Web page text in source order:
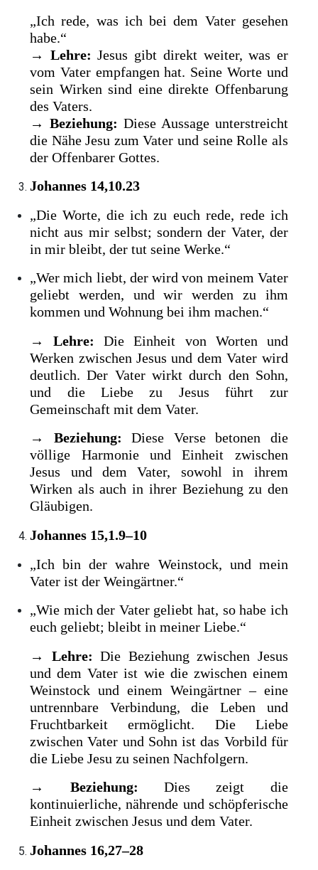
„Ich rede, was ich bei dem Vater gesehen
habe.“
→ Lehre: Jesus gibt direkt weiter, was er
vom Vater empfangen hat. Seine Worte und
sein Wirken sind eine direkte Offenbarung
des Vaters.
→Beziehung: Diese Aussage unterstreicht
die Nähe Jesu zum Vater und seine Rolle als
der Offenbarer Gottes.
Johannes 14,10.23
„Die Worte, die ich zu euch rede, rede ich
nicht aus mir selbst; sondern der Vater, der
in mir bleibt, der tut seine Werke.“
„Wer mich liebt, der wird von meinem Vater
geliebt werden, und wir werden zu ihm
kommen und Wohnung bei ihm machen.“
→Lehre:
Die Einheit von Worten und
Werken zwischen Jesus und dem Vater wird
deutlich. Der Vater wirkt durch den Sohn,
und die Liebe zu Jesus führt zur
Gemeinschaft mit dem Vater.
→ Beziehung: Diese Verse betonen die
völlige Harmonie und Einheit zwischen
Jesus und dem Vater, sowohl in ihrem
Wirken als auch in ihrer Beziehung zu den
Gläubigen.
Johannes 15,1.9–10
„Ich bin der wahre Weinstock, und mein
Vater ist der Weingärtner.“
„Wie mich der Vater geliebt hat, so habe ich
euch geliebt; bleibt in meiner Liebe.“
→ Lehre: Die Beziehung zwischen Jesus
und dem Vater ist wie die zwischen einem
Weinstock und einem Weingärtner – eine
untrennbare Verbindung, die Leben und
Fruchtbarkeit ermöglicht. Die Liebe
zwischen Vater und Sohn ist das Vorbild für
die Liebe Jesu zu seinen Nachfolgern.
→ Beziehung: Dies zeigt die
kontinuierliche, nährende und schöpferische
Einheit zwischen Jesus und dem Vater.
Johannes 16,27–28